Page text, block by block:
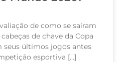
de como se saíram
de chave da Copa
seus últimos jogos antes
esportiva […]